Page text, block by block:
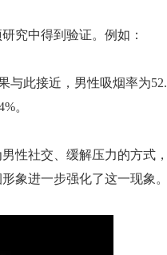
究中得到验证。例如：
与此接近，男性吸烟率为52.
。
性社交、缓解压力的方式，
象进一步强化了这一现象。